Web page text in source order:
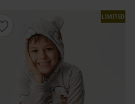
LIMITED